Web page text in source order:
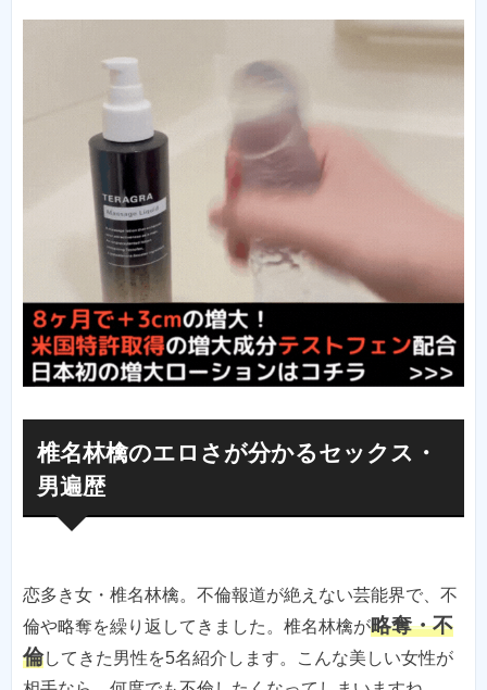
椎名林檎のエロさが分かるセックス・
男遍歴
恋多き女・椎名林檎。不倫報道が絶えない芸能界で、不
倫や略奪を繰り返してきました。椎名林檎が略奪・不
倫してきた男性を5名紹介します。こんな美しい女性が